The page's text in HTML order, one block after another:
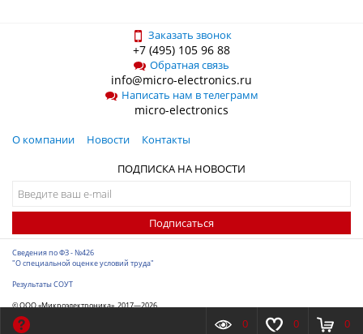
Заказать звонок
+7 (495) 105 96 88
Обратная связь
info@micro-electronics.ru
Написать нам в телеграмм
micro-electronics
О компании Новости
Контакты
ПОДПИСКА НА НОВОСТИ
Подписаться
Сведения по ФЗ - №426
"О специальной оценке условий труда"
Результаты СОУТ
© ООО «Микроэлектроника», 2017—2026
Разработка сайта
0 0 0